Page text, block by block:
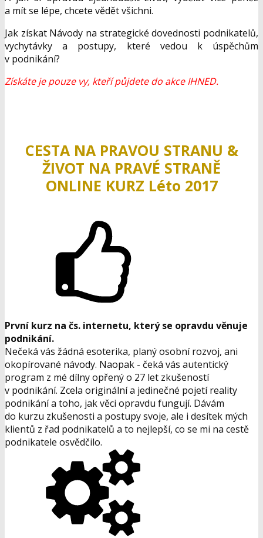
a mít se lépe, chcete vědět všichni.
Jak získat Návody na strategické dovednosti podnikatelů,
vychytávky a postupy, které vedou k úspěchům
v podnikání?
Získáte je pouze vy, kteří půjdete do akce IHNED.
CESTA NA PRAVOU STRANU &
ŽIVOT NA PRAVÉ STRANĚ
ONLINE KURZ Léto 2017
První kurz na čs. internetu, který se opravdu věnuje
podnikání.
Nečeká vás žádná esoterika, planý osobní rozvoj, ani
okopírované návody. Naopak - čeká vás autentický
program z mé dílny opřený o 27 let zkušeností
v podnikání. Zcela originální a jedinečné pojetí reality
podnikání a toho, jak věci opravdu fungují. Dávám
do kurzu zkušenosti a postupy svoje, ale i desítek mých
klientů z řad podnikatelů a to nejlepší, co se mi na cestě
podnikatele osvědčilo.